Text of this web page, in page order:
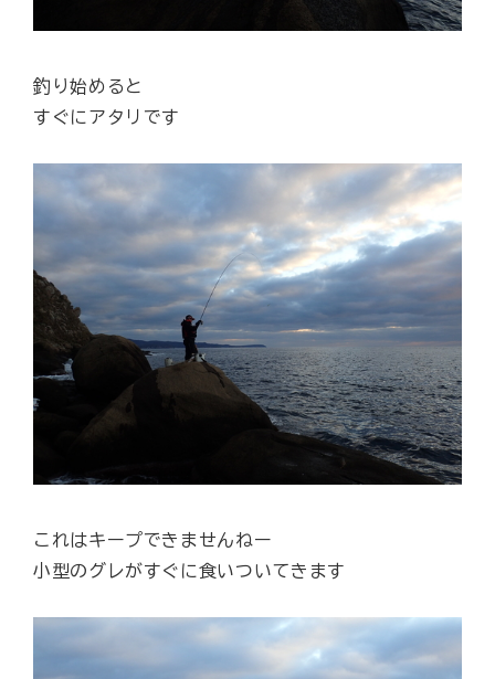
釣り始めると
すぐにアタリです
これはキープできませんねー
小型のグレがすぐに食いついてきます